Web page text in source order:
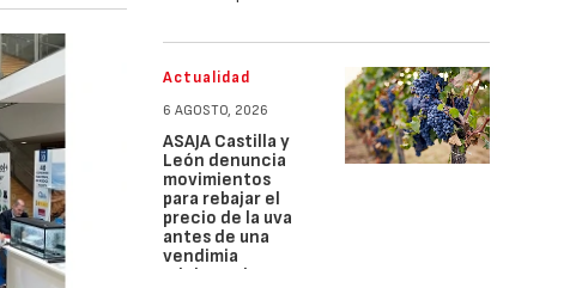
Actualidad
6 AGOSTO, 2026
ASAJA Castilla y
León denuncia
movimientos
para rebajar el
precio de la uva
antes de una
vendimia
adelantada